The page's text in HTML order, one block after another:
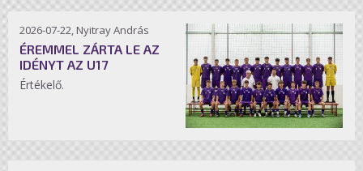
2026-07-22, Nyitray András
ÉREMMEL ZÁRTA LE AZ
IDÉNYT AZ U17
Értékelő.